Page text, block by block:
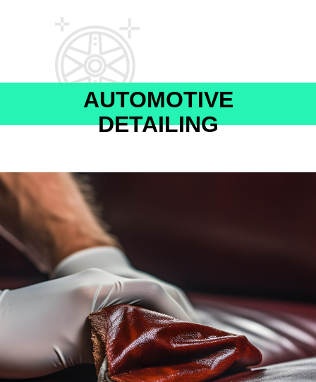
AUTOMOTIVE
DETAILING